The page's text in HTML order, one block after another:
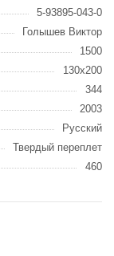
5-93895-043-0
Голышев Виктор
1500
130x200
344
2003
Русский
Твердый переплет
460